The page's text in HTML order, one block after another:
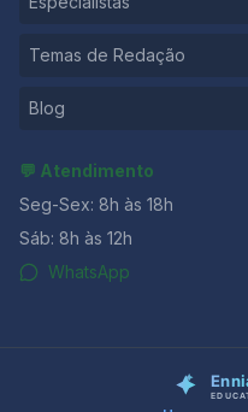
Temas de Redação
Blog
💬 Atendimento
Seg-Sex: 8h às 18h
Sáb: 8h às 12h
WhatsApp